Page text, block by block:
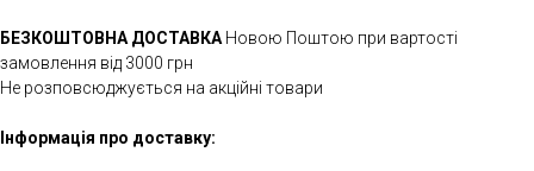
БЕЗКОШТОВНА ДОСТАВКАНовою Поштою при вартості
замовлення від 3000 грн
Не розповсюджується на акційні товари
Інформація про доставку: